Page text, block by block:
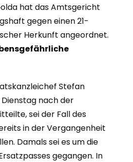
hat das Amtsgericht
gegen einen 21-
Herkunft angeordnet.
Stefan
nach der
sei der Fall des
in der Vergangenheit
Damals sei es um die
gegangen. In